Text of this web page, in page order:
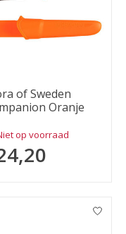
of Sweden
Oranje
op voorraad